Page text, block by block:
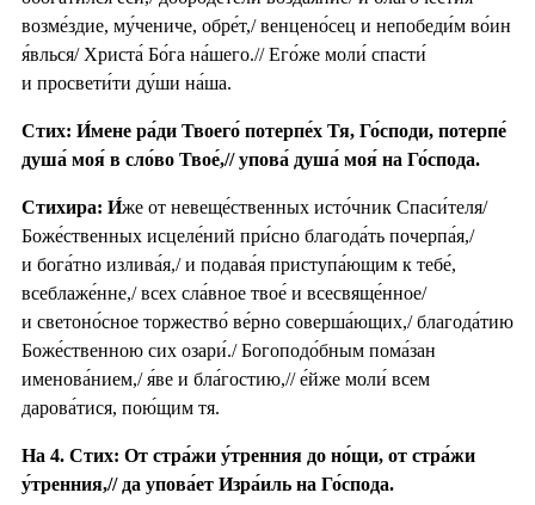
возме́здие, му́чениче, обре́т,/ венцено́сец и непобеди́м во́ин
я́влься/ Христа́ Бо́га на́шего.// Его́же моли́ спасти́
и просвети́ти ду́ши на́ша.
Стих: И́мене ра́ди Твоего́ потерпе́х Тя, Го́споди, потерпе́
душа́ моя́ в сло́во Твое́,// упова́ душа́ моя́ на Го́спода.
Стихира: И́же от невеще́ственных исто́чник Спаси́теля/
Боже́ственных исцеле́ний при́сно благода́ть почерпа́я,/
и бога́тно излива́я,/ и подава́я приступа́ющим к тебе́,
всеблаже́нне,/ всех сла́вное твое́ и всесвяще́нное/
и светоно́сное торжество́ ве́рно соверша́ющих,/ благода́тию
Боже́ственною сих озари́./ Богоподо́бным пома́зан
именова́нием,/ я́ве и бла́гостию,// е́йже моли́ всем
дарова́тися, пою́щим тя.
На 4. Стих: От стра́жи у́тренния до но́щи, от стра́жи
у́тренния,// да упова́ет Изра́иль на Го́спода.